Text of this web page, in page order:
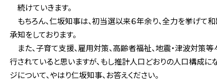
続けていきます。
もちろん、仁坂知事は、初当選以来６年余り、全力を挙げ
承知をしております。
また、子育て支援、雇用対策、高齢者福祉、地震・津波対策
行されていると思いますが、もし推計人口どおりの人口構成
ジについて、やはり仁坂知事、お答えください。